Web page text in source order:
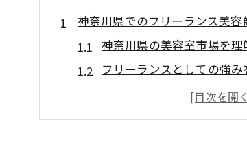
神奈川県でのフリーランス美
神奈川県の美容室市場を理
フリーランスとしての強み
競争に負けないための独自
神奈川県特有のトレンド